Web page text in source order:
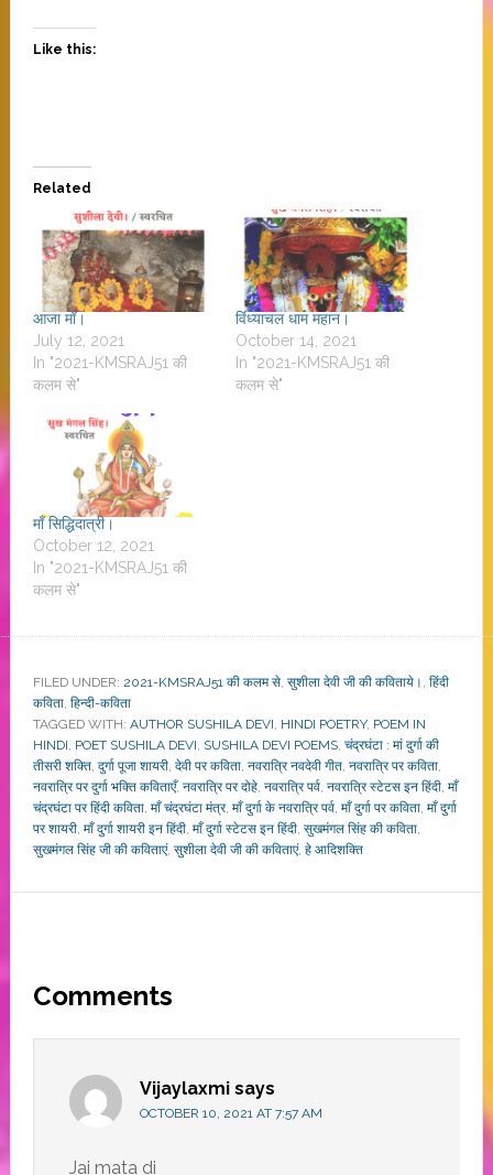
Like this:
Related
आजा माँ।
July 12, 2021
In "2021-KMSRAJ51 की
कलम से"
विंध्याचल धाम महान।
October 14, 2021
In "2021-KMSRAJ51 की
कलम से"
माँ सिद्धिदात्री।
October 12, 2021
In "2021-KMSRAJ51 की
कलम से"
FILED UNDER: 2021-KMSRAJ51 की कलम से, सुशीला देवी जी की कविताये। , हिंदी
कविता, हिन्दी-कविता
TAGGED WITH: AUTHOR SUSHILA DEVI, HINDI POETRY, POEM IN
HINDI, POET SUSHILA DEVI, SUSHILA DEVI POEMS, चंद्रघंटा : मां दुर्गा की
तीसरी शक्ति, दुर्गा पूजा शायरी, देवी पर कविता, नवरात्रि नवदेवी गीत, नवरात्रि पर कविता,
नवरात्रि पर दुर्गा भक्ति कविताएँ, नवरात्रि पर दोहे, नवरात्रि पर्व, नवरात्रि स्टेटस इन हिंदी, माँ
चंद्रघंटा पर हिंदी कविता, माँ चंद्रघंटा मंत्र, माँ दुर्गा के नवरात्रि पर्व, माँ दुर्गा पर कविता, माँ दुर्गा
पर शायरी, माँ दुर्गा शायरी इन हिंदी, माँ दुर्गा स्टेटस इन हिंदी, सुखमंगल सिंह की कविता,
सुखमंगल सिंह जी की कविताएं, सुशीला देवी जी की कविताएं, हे आदिशक्ति
Reader
Interactions
Comments
Vijaylaxmi says
OCTOBER 10, 2021 AT 7:57 AM
Jai mata di